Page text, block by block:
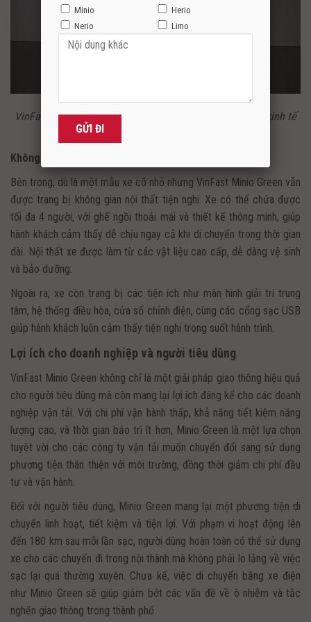
VinFast Mino Green – Tối ưu chi phí vận hành, hiệu quả kinh tế
Không gian nội thất tiện nghi, thoải mái
Bên trong, dù là một mẫu xe cỡ nhỏ nhưng VinFast Minio Green vẫn
được trang bị không gian nội thất tiện nghi. Xe có thể chứa được
tối đa 4 người, với ghế ngồi thoải mái và thiết kế thông minh, giúp
hành khách cảm thấy dễ chịu ngay cả khi di chuyển trong thời gian
dài. Nội thất xe được làm từ các vật liệu cao cấp, dễ dàng vệ sinh
và bảo dưỡng.
Ngoài ra, xe còn trang bị các tiện ích như màn hình giải trí trung
tâm, hệ thống điều hòa, cửa sổ chỉnh điện, cùng các cổng sạc USB
giúp hành khách luôn cảm thấy tiện nghi trong suốt hành trình.
Lợi ích cho doanh nghiệp và người tiêu dùng
VinFast Minio Green không chỉ là một giải pháp giao thông hiệu quả
cho người tiêu dùng mà còn mang lại lợi ích đáng kể cho các doanh
nghiệp vận tải. Với chi phí vận hành thấp, khả năng tiết kiệm năng
lượng cao, và thời gian bảo trì ít hơn, Minio Green là một lựa chọn
tuyệt vời cho các công ty vận tải muốn chuyển đổi sang sử dụng
phương tiện thân thiện với môi trường, đồng thời giảm chi phí đầu
tư và vận hành.
Đối với người tiêu dùng, Minio Green mang lại một phương tiện di
chuyển linh hoạt, tiết kiệm và tiện lợi. Với phạm vi hoạt động lên
đến 180 km sau mỗi lần sạc, người dùng hoàn toàn có thể sử dụng
xe cho các chuyến đi trong nội thành mà không phải lo lắng về việc
sạc lại quá thường xuyên. Chưa kể, việc di chuyển bằng xe điện
như Minio Green sẽ giúp giảm bớt các vấn đề về ô nhiễm và tắc
nghẽn giao thông trong thành phố.
Minio
Herio
Nerio
Limo